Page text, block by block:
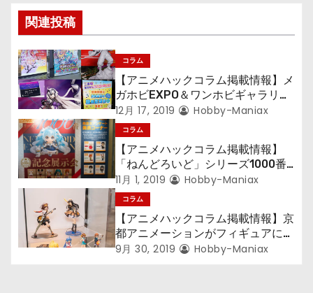
ゲ
ー
シ
ョ
ン
関連投稿
コラム
【アニメハックコラム掲載情報】メ
ガホビEXPO＆ワンホビギャラリー
で振り返る2019年のフィギュアト
レンド、2020年イベントまとめ
12月 17, 2019 Hobby-Maniax
コラム
【アニメハックコラム掲載情報】
「ねんどろいど」シリーズ1000番
記念展示会レポート 2002年から
の歴史を振り返る
11月 1, 2019 Hobby-Maniax
コラム
【アニメハックコラム掲載情報】京
都アニメーションがフィギュアに与
えてくれたもの
9月 30, 2019 Hobby-Maniax